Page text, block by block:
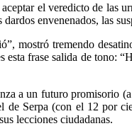
el veredicto de
envenenados, las
mostró tremendo
frase salida de tono:
a un futuro promisorio
Serpa (con el 12 por
lecciones ciudadanas.